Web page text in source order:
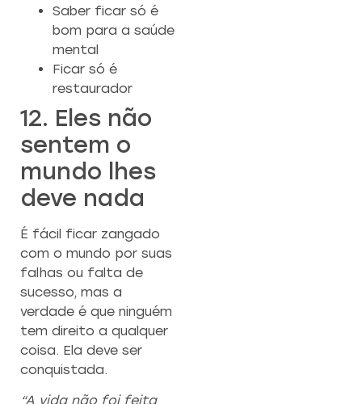
Saber ficar só é
bom para a saúde
mental
Ficar só é
restaurador
12. Eles não
sentem o
mundo lhes
deve nada
É fácil ficar zangado
com o mundo por suas
falhas ou falta de
sucesso, mas a
verdade é que ninguém
tem direito a qualquer
coisa. Ela deve ser
conquistada.
“A vida não foi feita